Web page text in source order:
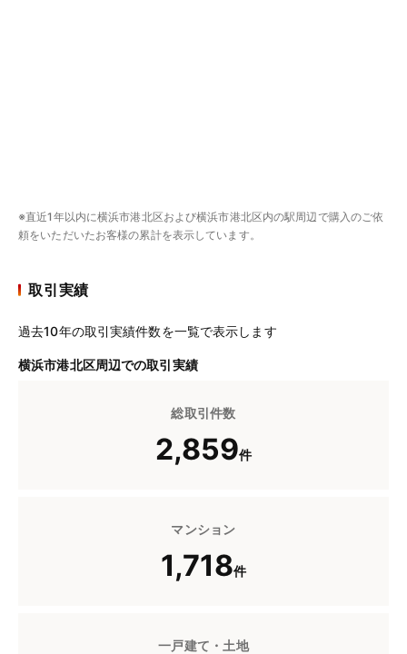
※直近1年以内に横浜市港北区および横浜市港北区内の駅周辺で購入のご依
頼をいただいたお客様の累計を表示しています。
取引実績
過去10年の取引実績件数を一覧で表示します
横浜市港北区周辺での取引実績
総取引件数
2,859件
マンション
1,718件
一戸建て・土地